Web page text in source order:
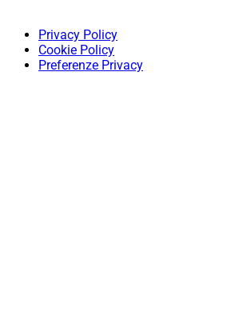
Privacy Policy
Cookie Policy
Preferenze Privacy